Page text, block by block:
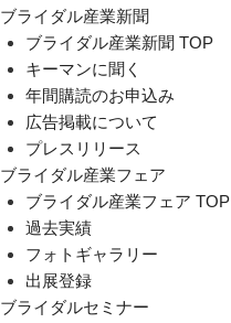
ブライダル産業新聞
ブライダル産業新聞 TOP
キーマンに聞く
年間購読のお申込み
広告掲載について
プレスリリース
ブライダル産業フェア
ブライダル産業フェア TOP
過去実績
フォトギャラリー
出展登録
ブライダルセミナー